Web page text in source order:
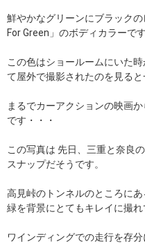
鮮やかなグリーンにブラック
For Green」のボディカラーです
この色はショールームにいた
て屋外で撮影されたのを見る
まるでカーアクションの映画
です・・・
この写真は 先日、三重と奈良
スナップだそうです。
高見峠のトンネルのところに
緑を背景にとてもキレイに撮れ
ワインディングでの走行を存